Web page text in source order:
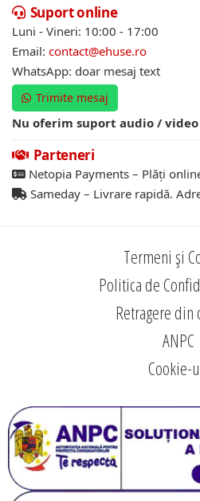
Suport online
Luni - Vineri: 10:00 - 17:00
Email: contact@ehuse.ro
WhatsApp: doar mesaj text
Trimite mesaj
Nu oferim suport audio / video
Parteneri
Netopia Payments – Plăți
Sameday – Livrare rapidă.
Termeni și
Politica de
Retragere din
ANPC
Cookie-